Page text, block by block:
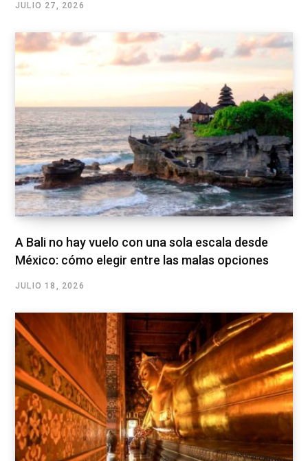
JULIO 27, 2026
A Bali no hay vuelo con una sola escala desde
México: cómo elegir entre las malas opciones
JULIO 18, 2026